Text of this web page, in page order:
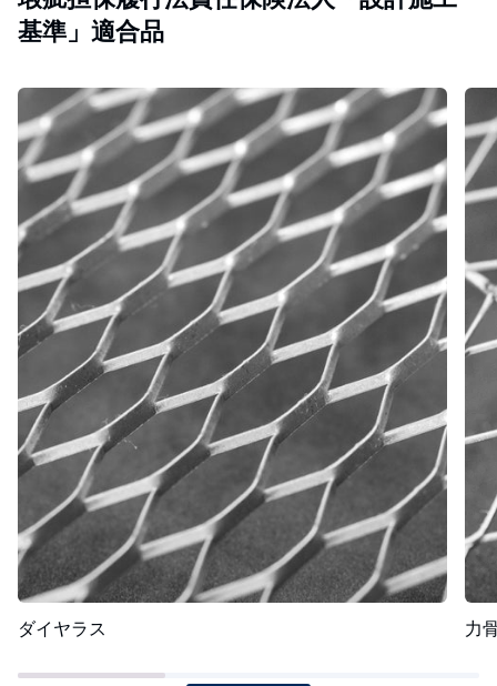
基準」適合品
ダ
イ
ヤ
ラ
ス
ダイヤラス
力
骨
付
き
ラ
力